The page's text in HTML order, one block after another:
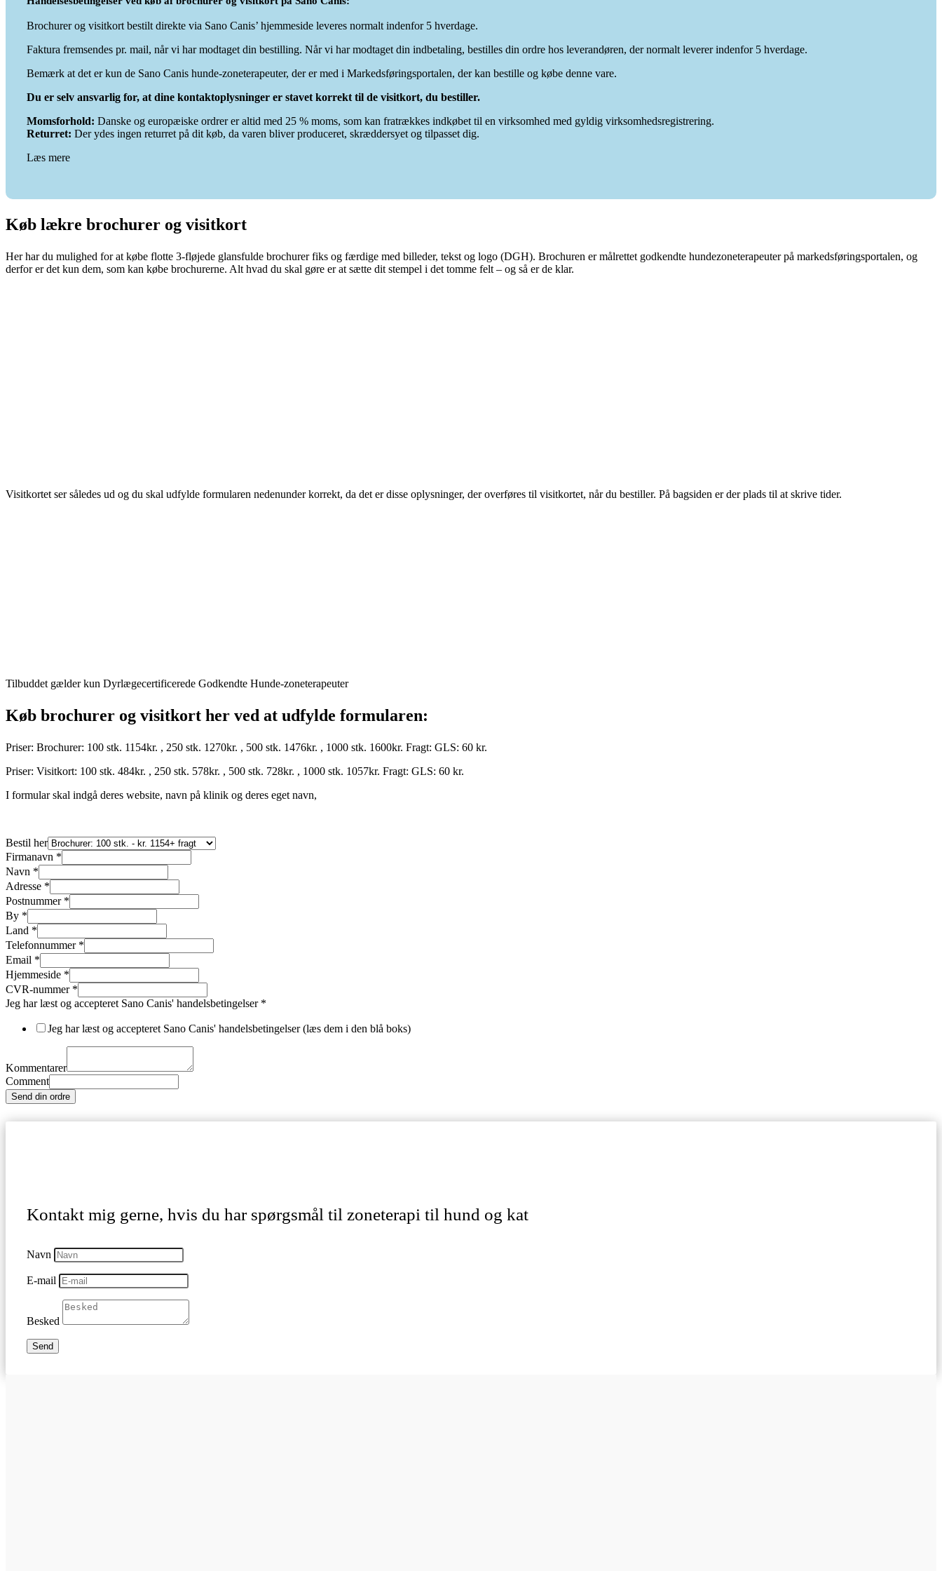
Brochurer og visitkort bestilt direkte via Sano Canis’ hjemmeside leveres normalt indenfor 5 hverdage.
Faktura fremsendes pr. mail, når vi har modtaget din bestilling. Når vi har modtaget din indbetaling, bestilles din ordre hos leverandøren, der normalt leverer indenfor 5 hverdage.
Bemærk at det er kun de Sano Canis hunde-zoneterapeuter, der er med i Markedsføringsportalen, der kan bestille og købe denne vare.
Du er selv ansvarlig for, at dine kontaktoplysninger er stavet korrekt til de visitkort, du bestiller.
Momsforhold: Danske og europæiske ordrer er altid med 25 % moms, som kan fratrækkes indkøbet til en virksomhed med gyldig virksomhedsregistrering.
Returret: Der ydes ingen returret på dit køb, da varen bliver produceret, skræddersyet og tilpasset dig.
Læs mere
Køb lækre brochurer og visitkort
Her har du mulighed for at købe flotte 3-fløjede glansfulde brochurer fiks og færdige med billeder, tekst og logo (DGH). Brochuren er målrettet godkendte hundezoneterapeuter på markedsføringsportalen, og
derfor er det kun dem, som kan købe brochurerne. Alt hvad du skal gøre er at sætte dit stempel i det tomme felt – og så er de klar.
Visitkortet ser således ud og du skal udfylde formularen nedenunder korrekt, da det er disse oplysninger, der overføres til visitkortet, når du bestiller. På bagsiden er der plads til at skrive tider.
Tilbuddet gælder kun Dyrlægecertificerede Godkendte Hunde-zoneterapeuter
Køb brochurer og visitkort her ved at udfylde formularen:
Priser: Brochurer: 100 stk. 1154kr. , 250 stk. 1270kr. , 500 stk. 1476kr. , 1000 stk. 1600kr. Fragt: GLS: 60 kr.
Priser: Visitkort: 100 stk. 484kr. , 250 stk. 578kr. , 500 stk. 728kr. , 1000 stk. 1057kr. Fragt: GLS: 60 kr.
I formular skal indgå deres website, navn på klinik og deres eget navn,
Bestil her
Firmanavn *
Navn *
Adresse *
Postnummer *
By *
Land *
Telefonnummer *
Email *
Hjemmeside *
CVR-nummer *
Jeg har læst og accepteret Sano Canis' handelsbetingelser *
Jeg har læst og accepteret Sano Canis' handelsbetingelser (læs dem i den blå boks)
Kommentarer
Comment
Send din ordre
Kontakt mig gerne, hvis du har spørgsmål til zoneterapi til hund og kat
Navn
E-mail
Besked
Send